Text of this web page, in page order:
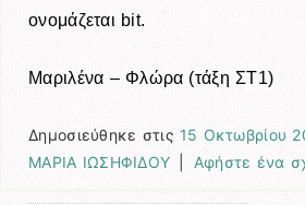
ονομάζεται bit.
Μαριλένα – Φλώρα (τάξη ΣΤ1)
Δημοσιεύθηκε στις 15 Οκτωβρίου
ΜΑΡΙΑ ΙΩΣΗΦΙΔΟΥ
Αφήστε ένα